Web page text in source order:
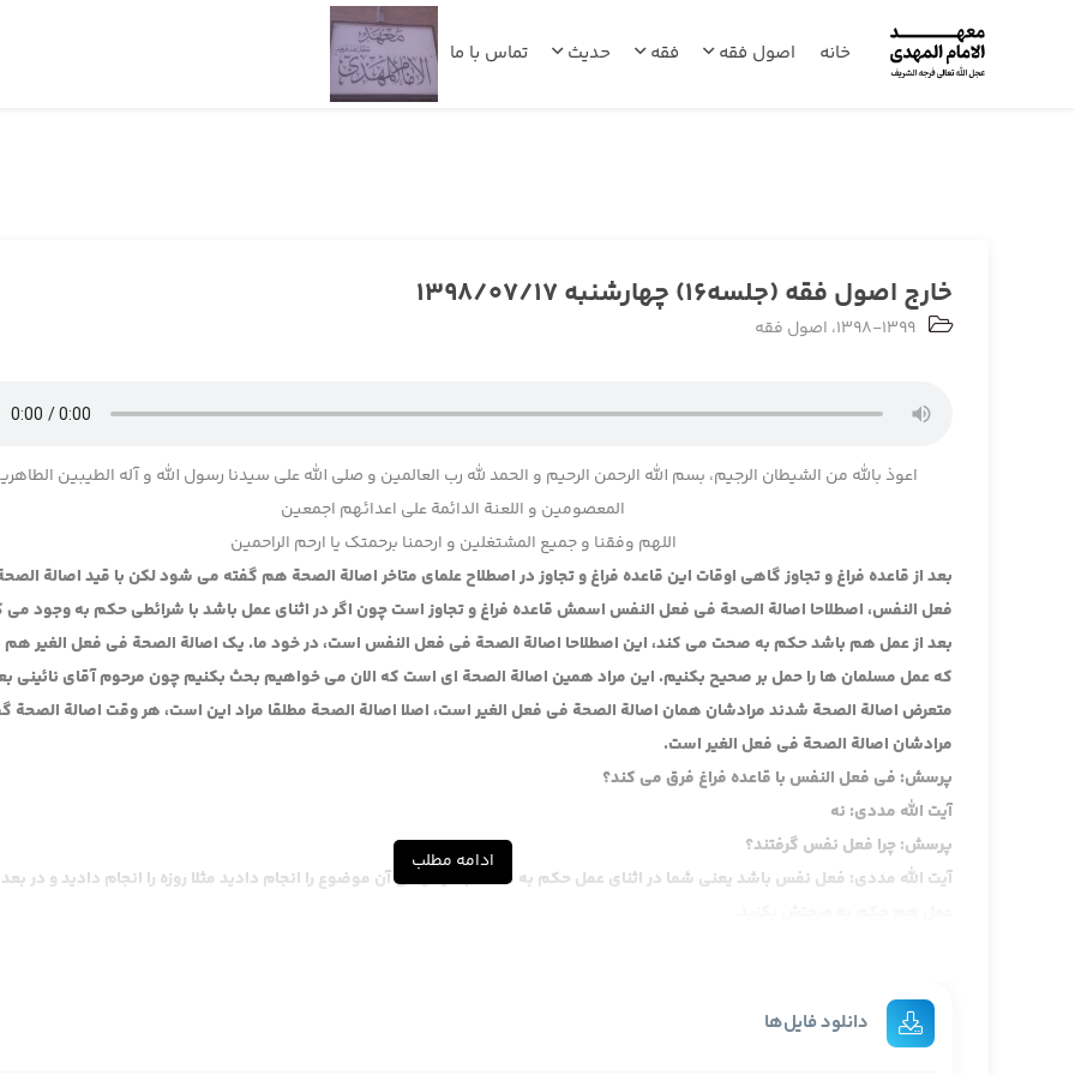
خانه اصول فقه فقه حدیث تماس با ما
خارج اصول فقه (جلسه16) چهارشنبه 1398/07/17
1398-1399، اصول فقه
اعوذ بالله من الشیطان الرجیم، بسم الله الرحمن الرحیم و الحمد لله رب العالمین و صلی الله علی سیدنا رسول الله و آله الطیبین
المعصومین و اللعنة الدائمة علی اعدائهم اجمعین
اللهم وفقنا و جمیع المشتغلین و ارحمنا برحمتک یا ارحم الراحمین
بعد از قاعده فراغ و تجاوز گاهی اوقات این قاعده فراغ و تجاوز در اصطلاح علمای متاخر اصالة الصحة هم گفته می شود لکن با قید اصالة
فعل النفس، اصطلاحا اصالة الصحة فی فعل النفس اسمش قاعده فراغ و تجاوز است چون اگر در اثنای عمل باشد با شرائطی حکم به وجود می
بعد از عمل هم باشد حکم به صحت می کند، این اصطلاحا اصالة الصحة فی فعل النفس است، در خود ما. یک اصالة الصحة فی فعل الغیر
که عمل مسلمان ها را حمل بر صحیح بکنیم. این مراد همین اصالة الصحة ای است که الان می خواهیم بحث بکنیم چون مرحوم آقای نائینی
متعرض اصالة الصحة شدند مرادشان همان اصالة الصحة فی فعل الغیر است، اصلا اصالة الصحة مطلقا مراد این است، هر وقت اصالة الصحة
مرادشان اصالة الصحة فی فعل الغیر است.
پرسش: فی فعل النفس با قاعده فراغ فرق می کند؟
آیت الله مددی: نه
پرسش: چرا فعل نفس گرفتند؟
آیت الله مددی: فعل نفس باشد یعنی شما در اثنای عمل حکم به صحت بکنید یعنی آن موضوع را انجام دادید مثلا روزه را انجام دادید و در بعد
رفته چیزی خریده آیا این معامله اش درست است یا نه می گوید ان شا الله درست است یا همان اصالة التذکیة، قاعده سوق مسلمان ها، شما
را از قصاب خریدید می گویید ان شا الله درست است، این گوشت مذکی است، این اصالة الصحة فی فعل الغیر است.
ادامه مطلب
دانلود فایل‌ها